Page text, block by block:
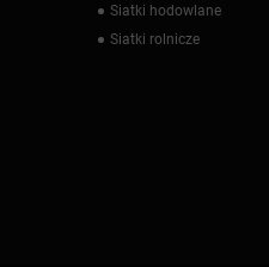
Siatki hodowlane
Siatki rolnicze